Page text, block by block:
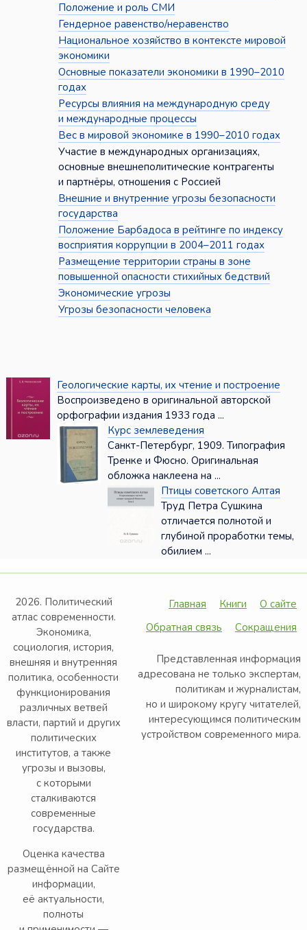
Положение и роль СМИ
Гендерное равенство/неравенство
Национальное хозяйство в контексте мировой
экономики
Основные показатели экономики в 1990–2010
годах
Ресурсы влияния на международную среду
и международные процессы
Вес в мировой экономике в 1990–2010 годах
Участие в международных организациях,
основные внешнеполитические контрагенты
и партнёры, отношения с Россией
Внешние и внутренние угрозы безопасности
государства
Положение Барбадоса в рейтинге по индексу
восприятия коррупции в 2004–2011 годах
Размещение территории страны в зоне
повышенной опасности стихийных бедствий
Экономические угрозы
Угрозы безопасности человека
Геологические карты, их чтение и построение
Воспроизведено в оригинальной авторской
орфографии издания 1933 года ...
Курс землеведения
Санкт-Петербург, 1909. Типография
Тренке и Фюсно. Оригинальная
обложка наклеена на ...
Птицы советского Алтая
Труд Петра Сушкина
отличается полнотой и
глубиной проработки темы,
обилием ...
2026. Политический
атлас современности.
Экономика,
социология, история,
внешняя и внутренняя
политика, особенности
функционирования
различных ветвей
власти, партий и других
политических
институтов, а также
угрозы и вызовы,
с которыми
сталкиваются
современные
государства.
Оценка качества
размещённой на Сайте
информации,
её актуальности,
полноты
Главная Книги
О сайте
Обратная связь
Сокращения
Представленная информация
адресована не только экспертам,
политикам и журналистам,
но и широкому кругу читателей,
интересующимся политическим
устройством современного мира.